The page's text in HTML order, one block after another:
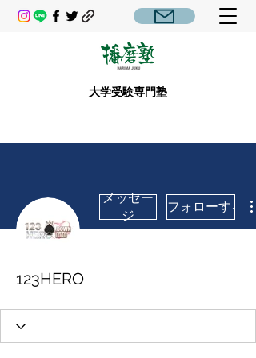
大学受験専門塾
メッセー
ジ
フォローする
123HERO